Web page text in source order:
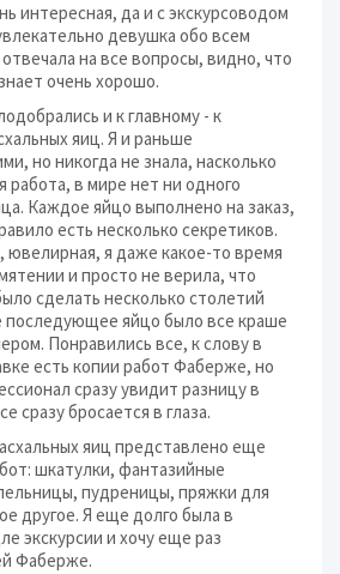
интересная, да и с экскурсоводом
девушка обо всем
на все вопросы, видно, что
очень хорошо.
и к главному - к
яиц. Я и раньше
но никогда не знала, насколько
работа, в мире нет ни одного
Каждое яйцо выполнено на заказ,
есть несколько секретиков.
ювелирная, я даже какое-то время
и просто не верила, что
сделать несколько столетий
последующее яйцо было все краше
Понравились все, к слову в
есть копии работ Фаберже, но
сразу увидит разницу в
сразу бросается в глаза.
яиц представлено еще
шкатулки, фантазийные
пудреницы, пряжки для
другое. Я еще долго была в
экскурсии и хочу еще раз
Фаберже.